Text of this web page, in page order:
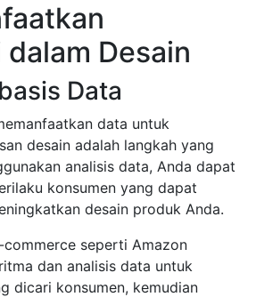
Desain
Data
data untuk
desain adalah langkah yang
analisis data, Anda dapat
konsumen yang dapat
desain produk Anda.
seperti Amazon
dan analisis data untuk
dicari konsumen, kemudian